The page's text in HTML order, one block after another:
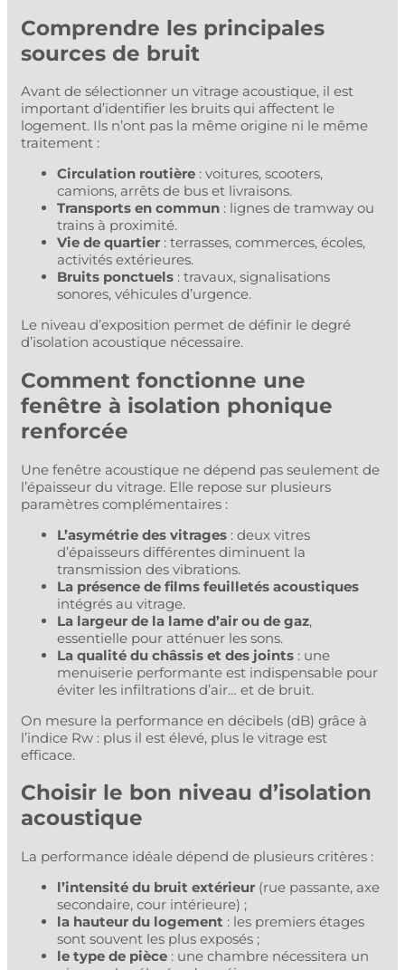
Comprendre les principales
sources de bruit
Avant de sélectionner un vitrage acoustique, il est
important d’identifier les bruits qui affectent le
logement. Ils n’ont pas la même origine ni le même
traitement :
Circulation routière : voitures, scooters,
camions, arrêts de bus et livraisons.
Transports en commun : lignes de tramway ou
trains à proximité.
Vie de quartier : terrasses, commerces, écoles,
activités extérieures.
Bruits ponctuels : travaux, signalisations
sonores, véhicules d’urgence.
Le niveau d’exposition permet de définir le degré
d’isolation acoustique nécessaire.
Comment fonctionne une
fenêtre à isolation phonique
renforcée
Une fenêtre acoustique ne dépend pas seulement de
l’épaisseur du vitrage. Elle repose sur plusieurs
paramètres complémentaires :
L’asymétrie des vitrages : deux vitres
d’épaisseurs différentes diminuent la
transmission des vibrations.
La présence de films feuilletés acoustiques
intégrés au vitrage.
La largeur de la lame d’air ou de gaz,
essentielle pour atténuer les sons.
La qualité du châssis et des joints : une
menuiserie performante est indispensable pour
éviter les infiltrations d’air… et de bruit.
On mesure la performance en décibels (dB) grâce à
l’indice Rw : plus il est élevé, plus le vitrage est
efficace.
Choisir le bon niveau d’isolation
acoustique
La performance idéale dépend de plusieurs critères :
l’intensité du bruit extérieur (rue passante, axe
secondaire, cour intérieure) ;
la hauteur du logement : les premiers étages
sont souvent les plus exposés ;
le type de pièce : une chambre nécessitera un